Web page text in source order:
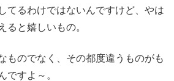
てるわけではないんですけど、やは
ると嬉しいもの。
ものでなく、その都度違うものがも
ですよ～。